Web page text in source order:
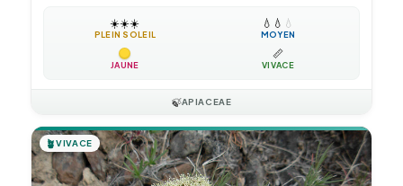
☀️☀️☀️
PLEIN SOLEIL
💧 💧 💧
MOYEN
JAUNE
📏
VIVACE
🍃APIACEAE
🪴VIVACE